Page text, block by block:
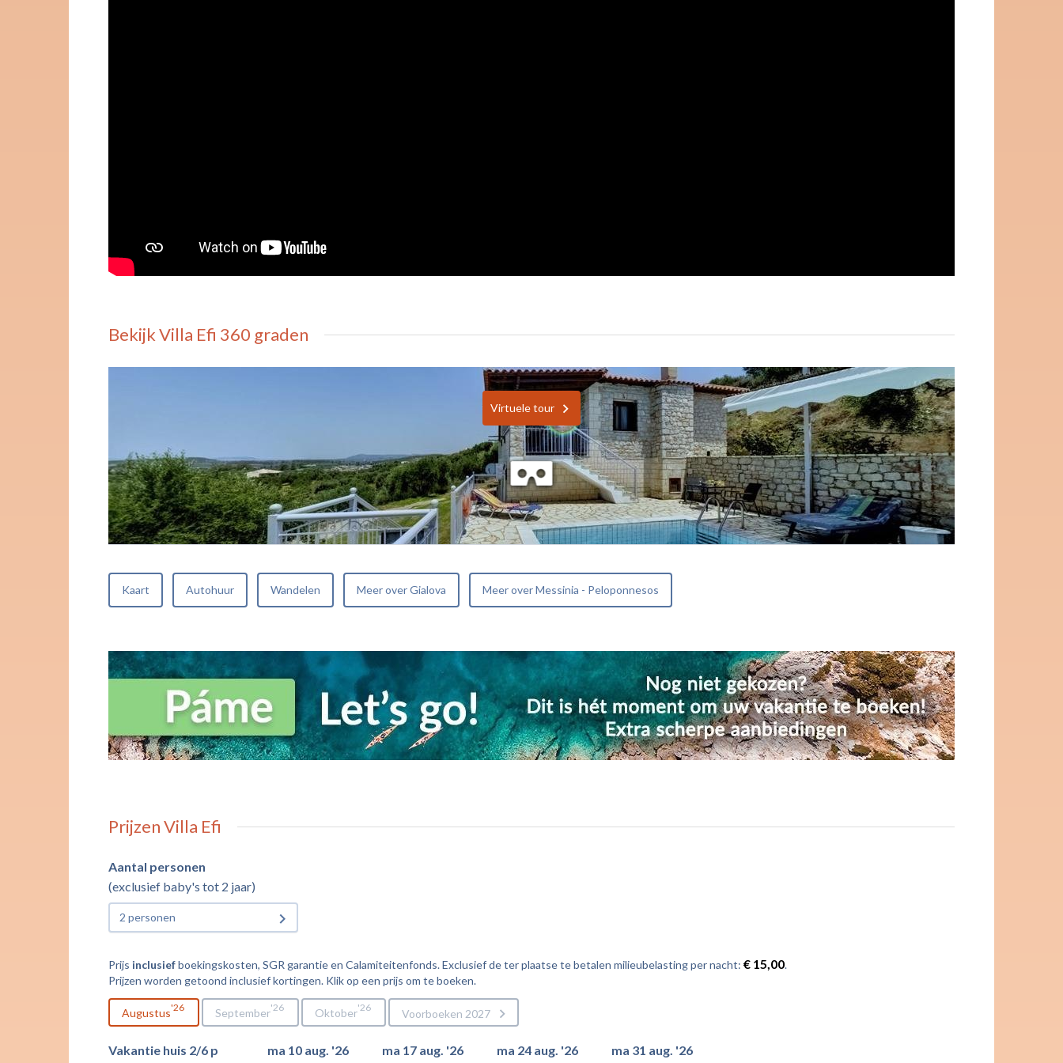
Bekijk Villa Efi 360 graden
Virtuele tour
Kaart Autohuur Wandelen Meer over Gialova Meer over Messinia - Peloponnesos
Prijzen Villa Efi
Aantal personen
(exclusief baby's tot 2 jaar)
2 personen
Prijs inclusiefboekingskosten, SGR garantie en Calamiteitenfonds. Exclusief de ter plaatse te betalen milieubelasting per nacht: € 15,00.
Prijzen worden getoond inclusief kortingen. Klik op een prijs om te boeken.
Augustus 26 September 26 Oktober 26 Voorboeken 2027
Vakantie huis 2/6 p ma 10 aug. '26 ma 17 aug. '26 ma 24 aug. '26 ma 31 aug. '26